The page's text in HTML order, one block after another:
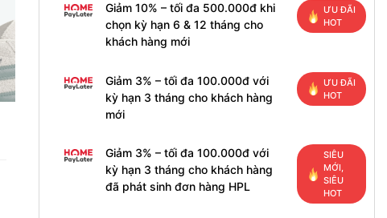
Giảm 10% – tối đa 500.000đ khi
chọn kỳ hạn 6 & 12 tháng cho
khách hàng mới
ƯU ĐÃI
HOT
Giảm 3% – tối đa 100.000đ với
kỳ hạn 3 tháng cho khách hàng
mới
ƯU ĐÃI
HOT
Giảm 3% – tối đa 100.000đ với
kỳ hạn 3 tháng cho khách hàng
đã phát sinh đơn hàng HPL
SIÊU
MỚI,
SIÊU
HOT